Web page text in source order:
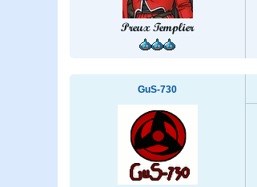
Preux Templier
GuS-730